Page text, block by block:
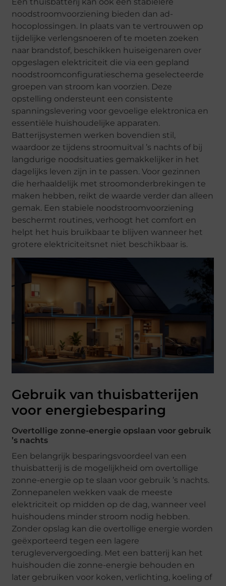
noodstroomvoorziening bieden dan ad-
hocoplossingen. In plaats van te vertrouwen op
tijdelijke verlengsnoeren of te moeten zoeken
naar brandstof, beschikken huiseigenaren over
opgeslagen elektriciteit die via een gepland
noodstroomconfiguratieschema geselecteerde
groepen van stroom kan voorzien. Deze
opstelling ondersteunt een consistente
spanningslevering voor gevoelige elektronica en
essentiële huishoudelijke apparaten.
Batterijsystemen werken bovendien stil,
waardoor ze tijdens stroomuitval ’s nachts of bij
langdurige noodsituaties gemakkelijker in het
dagelijks leven zijn in te passen. Voor gezinnen
die herhaaldelijk met stroomonderbrekingen te
maken hebben, reikt de waarde verder dan alleen
gemak. Een stabiele noodstroomvoorziening
beschermt routines, verhoogt het comfort en
helpt het huis bruikbaar te blijven wanneer het
grotere elektriciteitsnet niet beschikbaar is.
Gebruik van thuisbatterijen
voor energiebesparing
Overtollige zonne-energie opslaan voor gebruik
’s nachts
Een belangrijk besparingsvoordeel van een
thuisbatterij is de mogelijkheid om overtollige
zonne-energie op te slaan voor gebruik ’s nachts.
Zonnepanelen wekken vaak de meeste
elektriciteit op midden op de dag, wanneer veel
huishoudens minder stroom nodig hebben.
Zonder opslag kan die overtollige energie worden
geëxporteerd tegen een lagere
terugleververgoeding. Met een batterij kan het
huishouden die zonne-energie behouden en
later gebruiken voor koken, verlichting, koeling of